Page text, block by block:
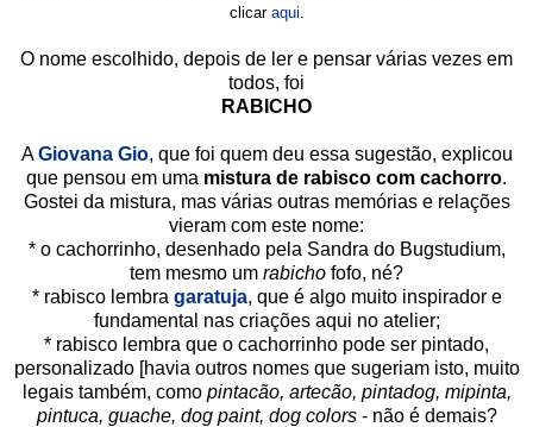
clicar aqui
O nome escolhido, depois de ler e pensar várias vezes em
todos, foi
RABICHO
AGiovana Gio, que foi quem deu essa sugestão, explicou
que pensou em uma mistura de rabisco com cachorro.
Gostei da mistura, mas várias outras memórias e relações
vieram com este nome:
* o cachorrinho, desenhado pela Sandra do Bugstudium,
tem mesmo um rabicho fofo, né?
* rabisco lembra garatuja, que é algo muito inspirador e
fundamental nas criações aqui no atelier;
* rabisco lembra que o cachorrinho pode ser pintado,
personalizado [havia outros nomes que sugeriam isto, muito
legais também, como pintacão, artecão, pintadog, mipinta,
pintuca, guache, dog paint, dog colors- não é demais?